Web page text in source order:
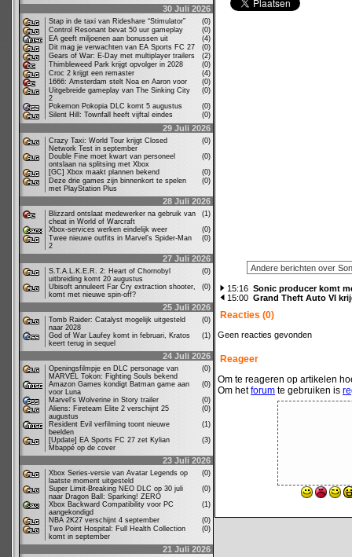
30 Juli 2026
Stap in de taxi van Rideshare “Stimulator”
(0)
Control Resonant bevat 50 uur gameplay
(0)
EA geeft miljoenen aan bonussen uit
(4)
Dit mag je verwachten van EA Sports FC 27
(0)
Gears of War: E-Day met multiplayer trailers
(2)
Thimbleweed Park krijgt opvolger in 2028
(0)
Croc 2 krijgt een remaster
(4)
1666: Amsterdam stelt Noa en Aaron voor
(0)
Uitgebreide gameplay van The Sinking City
2
(0)
Pokemon Pokopia DLC komt 5 augustus
(0)
Silent Hill: Townfall heeft vijftal eindes
(0)
29 Juli 2026
Crazy Taxi: World Tour krijgt Closed
Network Test in september
(0)
Double Fine moet kwart van personeel
ontslaan na splitsing met Xbox
(0)
[GC] Xbox maakt plannen bekend
(0)
Deze drie games zijn binnenkort te spelen
met PlayStation Plus
(0)
28 Juli 2026
Blizzard ontslaat medewerker na gebruik van
cheat in World of Warcraft
(1)
Xbox-services werken eindelijk weer
(0)
Twee nieuwe outfits in Marvel's Spider-Man
2
(0)
27 Juli 2026
S.T.A.L.K.E.R. 2: Heart of Chornobyl
uitbreiding komt 20 augustus
(0)
Ubisoft annuleert Far Cry extraction shooter,
komt met nieuwe spin-off?
(0)
25 Juli 2026
Tomb Raider: Catalyst mogelijk uitgesteld
naar 2028
(0)
God of War Laufey komt in februari, Kratos
keert terug in sequel
(1)
24 Juli 2026
Openingsfilmpje en DLC personage van
MARVEL Tokon: Fighting Souls bekend
(0)
Amazon Games kondigt Batman game aan
voor Luna
(0)
Marvel's Wolverine in Story trailer
(0)
Aliens: Fireteam Elite 2 verschijnt 25
augustus
(0)
Resident Evil verfilming toont nieuwe
beelden
(1)
[Update] EA Sports FC 27 zet Kylian
Mbappé op de cover
(3)
23 Juli 2026
Xbox Series-versie van Avatar Legends op
laatste moment uitgesteld
(0)
Super Limit-Breaking NEO DLC op 30 juli
naar Dragon Ball: Sparking! ZERO
(0)
Xbox Backward Compatibility voor PC
aangekondigd
(1)
NBA 2K27 verschijnt 4 september
(0)
Two Point Hospital: Full Health Collection
komt in september
(0)
21 Juli 2026
15:16 Sonic producer komt
15:00 Grand Theft Auto VI
Reacties (0)
Geen reacties gevonden
Reageer
Om te reageren op artikelen
Om hetforum te gebruiken is